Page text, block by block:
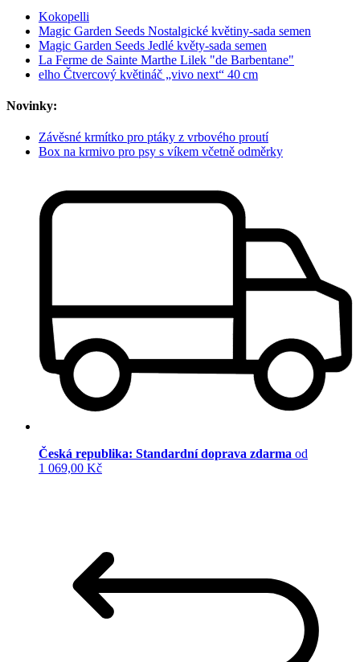
Kokopelli
Magic Garden Seeds Nostalgické květiny-sada semen
Magic Garden Seeds Jedlé květy-sada semen
La Ferme de Sainte Marthe Lilek "de Barbentane"
elho Čtvercový květináč „vivo next“ 40 cm
Novinky:
Závěsné krmítko pro ptáky z vrbového proutí
Box na krmivo pro psy s víkem včetně odměrky
Česká republika: Standardní doprava zdarma od
1 069,00 Kč